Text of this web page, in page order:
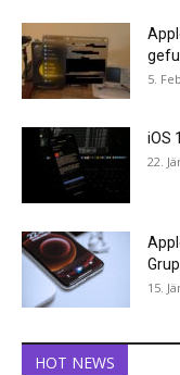
5.
iOS
22.
15.
HOT NEWS